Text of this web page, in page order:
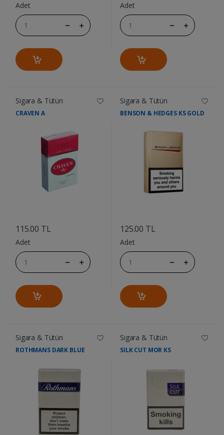
Adet Adet
Sigara & Tütün
CRAVEN A
115.00 TL
Adet
Sigara & Tütün
BENSON & HEDGES KS GOLD
125.00 TL
Adet
Sigara & Tütün
ROTHMANS DARK BLUE
Sigara & Tütün
SILK CUT MOR KS